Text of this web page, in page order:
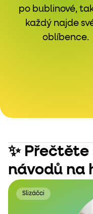
po bublinové,
každý najde
oblíbence.
✨
návodů na
Slizáčci